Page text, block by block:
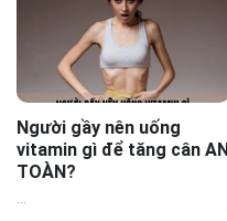
Người gầy nên uống
vitamin gì để tăng cân AN
TOÀN?
...